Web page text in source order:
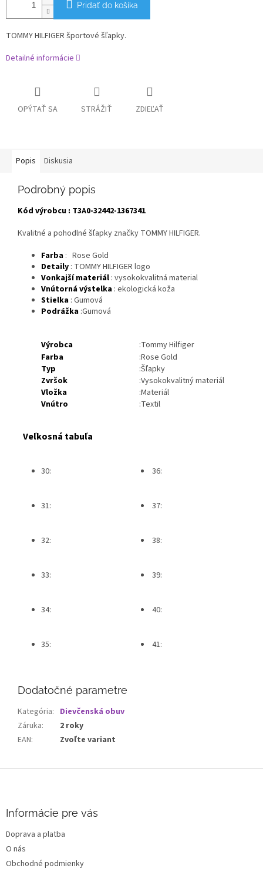
Pridať do košíka
TOMMY HILFIGER športové šľapky.
Detailné informácie
OPÝTAŤ SA STRÁŽIŤ ZDIEĽAŤ
Popis Diskusia
Podrobný popis
Kód výrobcu : T3A0-32442-1367341
Kvalitné a pohodlné šľapky značky TOMMY HILFIGER.
Farba : Rose Gold
Detaily : TOMMY HILFIGER logo
Vonkajší materiál : vysokokvalitná material
Vnútorná výstelka : ekologická koža
Stielka : Gumová
Podrážka :Gumová
Výrobca
:Tommy Hilfiger
Farba
:Rose Gold
Typ
:Šľapky
Zvršok
:Vysokokvalitný materiál
Vložka
:Materiál
Vnútro
:Textil
Veľkosná tabuľa
30: 36:
31: 37:
32: 38:
33: 39:
34: 40:
35: 41:
Dodatočné parametre
Kategória: Dievčenská obuv
Záruka:
2 roky
EAN: Zvoľte variant
e
Informácie pre vás
Doprava a platba
O nás
Obchodné podmienky